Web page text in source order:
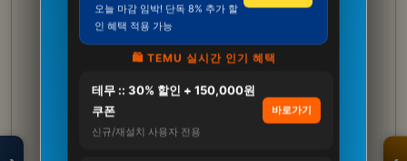
오늘 마감 임박! 단독 8% 추가 할
인 혜택 적용 가능
🛍️ TEMU 실시간 인기 혜택
테무 :: 30% 할인 + 150,000원
쿠폰
신규/재설치 사용자 전용
바로가기